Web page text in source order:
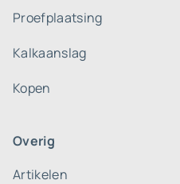
Proefplaatsing
Kalkaanslag
Kopen
Overig
Artikelen